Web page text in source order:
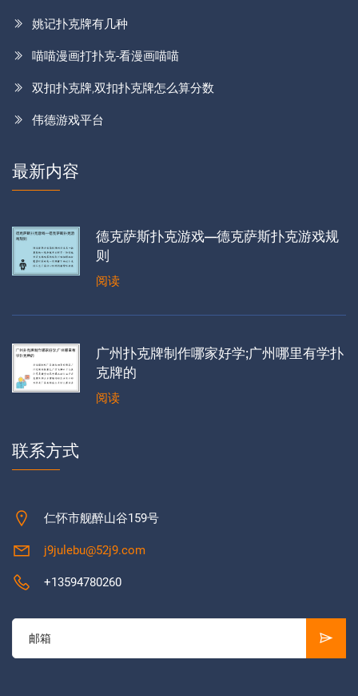
姚记扑克牌有几种
喵喵漫画打扑克-看漫画喵喵
双扣扑克牌,双扣扑克牌怎么算分数
伟德游戏平台
最新内容
德克萨斯扑克游戏—德克萨斯扑克游戏规
则
阅读
广州扑克牌制作哪家好学;广州哪里有学扑
克牌的
阅读
联系方式
仁怀市舰醉山谷159号
j9julebu@52j9.com
+13594780260